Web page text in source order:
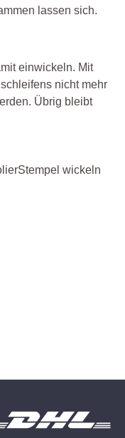
lassen sich.
einwickeln. Mit
nicht mehr
Übrig bleibt
wickeln